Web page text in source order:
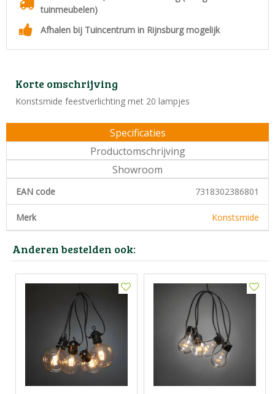
tuinmeubelen)
Afhalen bij Tuincentrum in Rijnsburg mogelijk
Korte omschrijving
Konstsmide feestverlichting met 20 lampjes
Specificaties
Productomschrijving
Showroom
EAN code 7318302386801
Merk Konstsmide
Anderen bestelden ook: